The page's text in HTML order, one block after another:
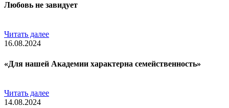
Любовь не завидует
Читать далее
16.08.2024
«Для нашей Академии характерна семейственность»
Читать далее
14.08.2024